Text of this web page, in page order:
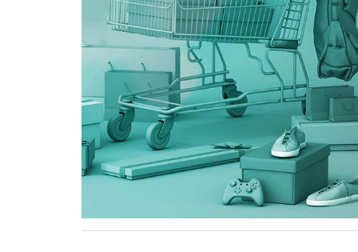
sectoriales.
Presentaciones y estudios de
mercado.
Análisis de costos y
oportunidades comerciales.
Monitoreos a medida.